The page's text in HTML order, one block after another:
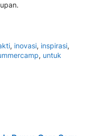
, inovasi, inspirasi,
, untuk